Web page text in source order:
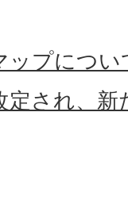
ップについ
定され、